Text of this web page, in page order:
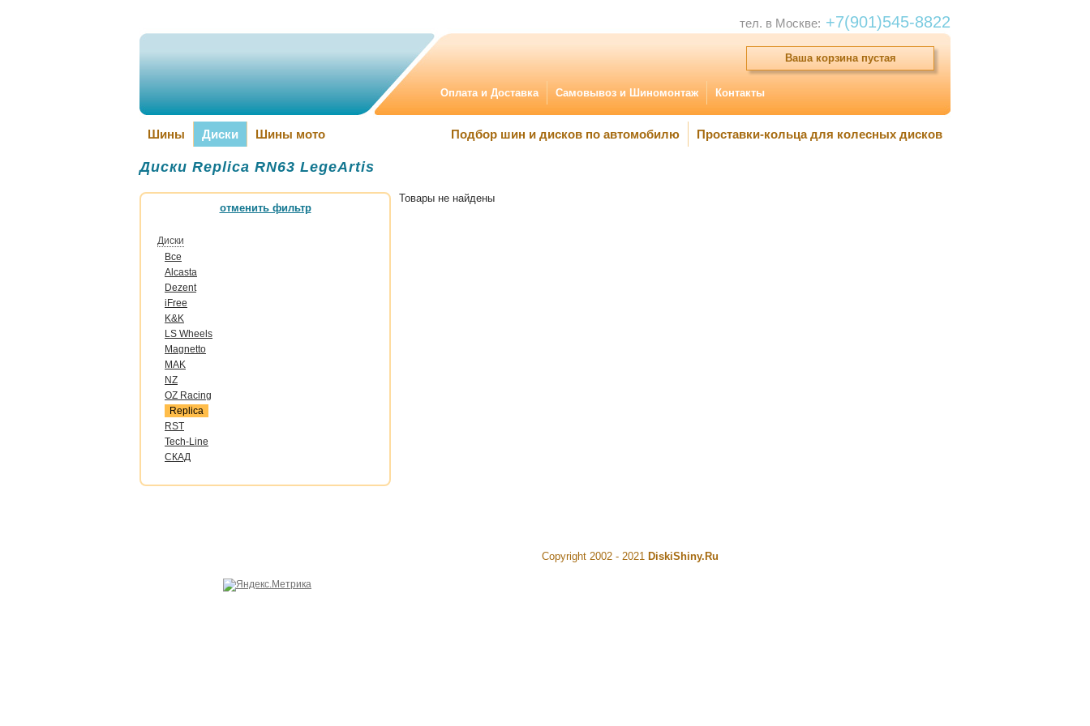
тел. в Москве: +7(901)545-8822
Ваша корзина пустая
Оплата и Доставка Самовывоз и Шиномонтаж Контакты
Шины Диски Шины мото Подбор шин и дисков по автомобилю Проставки-кольца для колесных дисков
Диски Replica RN63 LegeArtis
отменить фильтр
Диски
Все
Alcasta
Dezent
iFree
K&K
LS Wheels
Magnetto
MAK
NZ
OZ Raсing
Replica
RST
Tech-Line
СКАД
Товары не найдены
Copyright 2002 - 2021 DiskiShiny.Ru